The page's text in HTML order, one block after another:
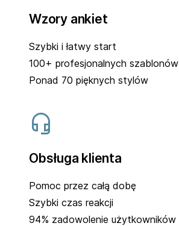
Wzory ankiet
Szybki i łatwy start
100+ profesjonalnych szablonów
Ponad 70 pięknych stylów
Obsługa klienta
Pomoc przez całą dobę
Szybki czas reakcji
94% zadowolenie użytkowników